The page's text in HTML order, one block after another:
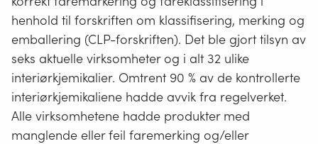
henhold til forskriften om klassifisering, merking og
emballering (CLP-forskriften). Det ble gjort tilsyn av
seks aktuelle virksomheter og i alt 32 ulike
interiørkjemikalier. Omtrent 90 % av de kontrollerte
interiørkjemikaliene hadde avvik fra regelverket.
Alle virksomhetene hadde produkter med
manglende eller feil faremerking og/eller